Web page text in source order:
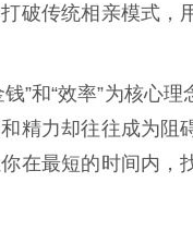
破传统相亲模式，
”和“效率”为核心
精力却往往成为阻
在最短的时间内，